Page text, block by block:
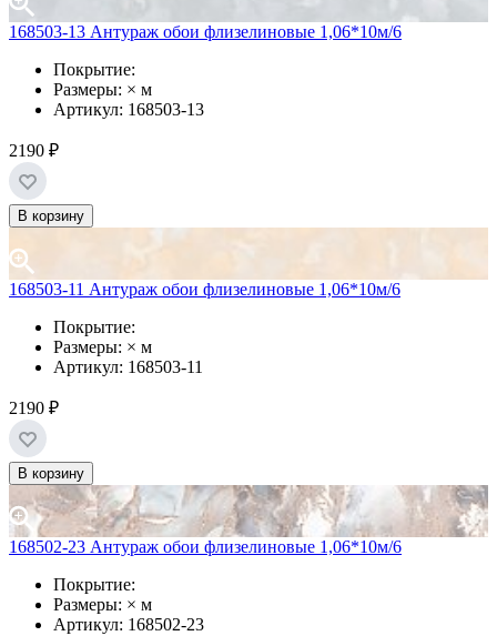
168503-13 Антураж обои флизелиновые 1,06*10м/6
Покрытие:
Размеры: × м
Артикул: 168503-13
2190 ₽
В корзину
168503-11 Антураж обои флизелиновые 1,06*10м/6
Покрытие:
Размеры: × м
Артикул: 168503-11
2190 ₽
В корзину
168502-23 Антураж обои флизелиновые 1,06*10м/6
Покрытие:
Размеры: × м
Артикул: 168502-23